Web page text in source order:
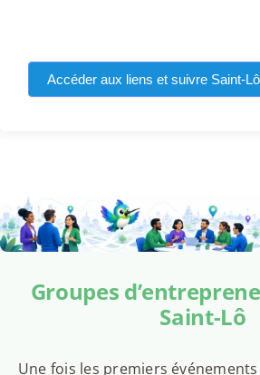
Accéder aux liens et suivre Saint-Lô
Groupes
Saint-Lô
Une fois les premiers